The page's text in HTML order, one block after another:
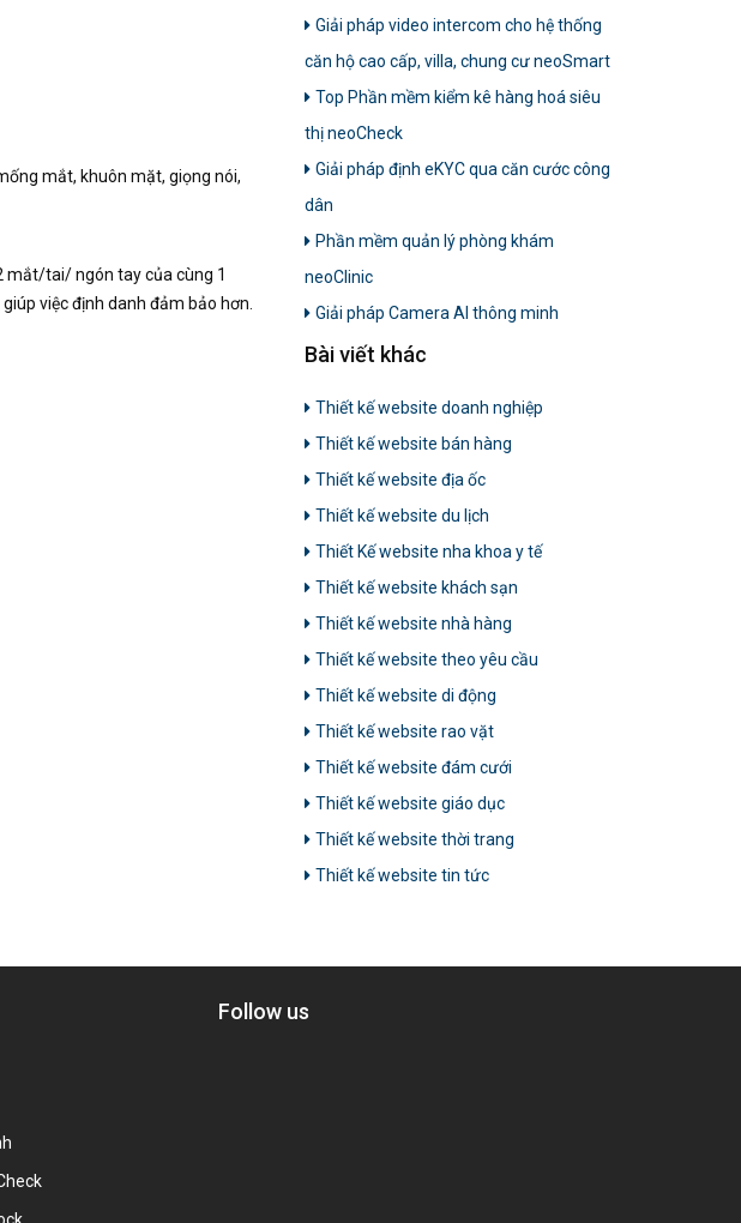
mắt, khuôn mặt, giọng nói,
mắt/tai/ ngón tay của cùng 1
việc định danh đảm bảo hơn.
Giải pháp video intercom cho hệ thống
căn hộ cao cấp, villa, chung cư neoSmart
Top Phần mềm kiểm kê hàng hoá siêu
thị neoCheck
Giải pháp định eKYC qua căn cước công
dân
Phần mềm quản lý phòng khám
neoClinic
Giải pháp Camera AI thông minh
Bài viết khác
Thiết kế website doanh nghiệp
Thiết kế website bán hàng
Thiết kế website địa ốc
Thiết kế website du lịch
Thiết Kế website nha khoa y tế
Thiết kế website khách sạn
Thiết kế website nhà hàng
Thiết kế website theo yêu cầu
Thiết kế website di động
Thiết kế website rao vặt
Thiết kế website đám cưới
Thiết kế website giáo dục
Thiết kế website thời trang
Thiết kế website tin tức
Follow us